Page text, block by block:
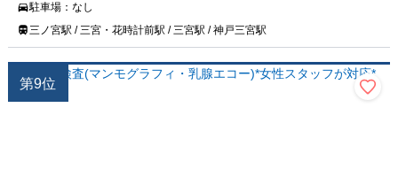
駐車場： なし
三ノ宮駅 / 三宮・花時計前駅 / 三宮駅 / 神戸三宮駅
第9位